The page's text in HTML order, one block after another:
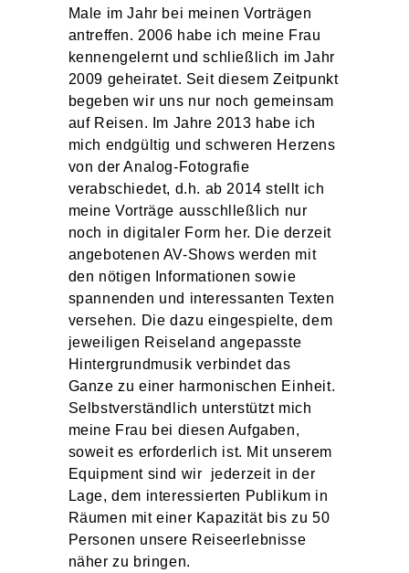
Male im Jahr bei meinen Vorträgen
antreffen. 2006 habe ich meine Frau
kennengelernt und schließlich im Jahr
2009 geheiratet. Seit diesem Zeitpunkt
begeben wir uns nur noch gemeinsam
auf Reisen. Im Jahre 2013 habe ich
mich endgültig und schweren Herzens
von der Analog-Fotografie
verabschiedet, d.h. ab 2014 stellt ich
meine Vorträge ausschlleßlich nur
noch in digitaler Form her. Die derzeit
angebotenen AV-Shows werden mit
den nötigen Informationen sowie
spannenden und interessanten Texten
versehen. Die dazu eingespielte, dem
jeweiligen Reiseland angepasste
Hintergrundmusik verbindet das
Ganze zu einer harmonischen Einheit.
Selbstverständlich unterstützt mich
meine Frau bei diesen Aufgaben,
soweit es erforderlich ist. Mit unserem
Equipment sind wir jederzeit in der
Lage, dem interessierten Publikum in
Räumen mit einer Kapazität bis zu 50
Personen unsere Reiseerlebnisse
näher zu bringen.